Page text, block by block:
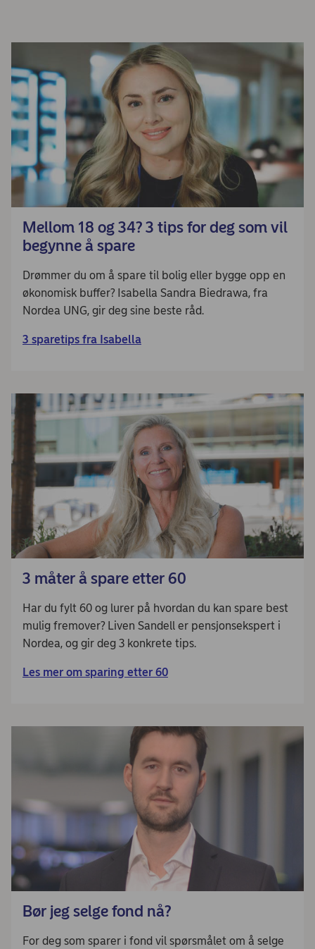
Mellom 18 og 34? 3 tips for deg som vil
begynne å spare
Drømmer du om å spare til bolig eller bygge opp en
økonomisk buffer? Isabella Sandra Biedrawa, fra
Nordea UNG, gir deg sine beste råd.
3 sparetips fra Isabella
3 måter å spare etter 60
Har du fylt 60 og lurer på hvordan du kan spare best
mulig fremover? Liven Sandell er pensjonsekspert i
Nordea, og gir deg 3 konkrete tips.
Les mer om sparing etter 60
Bør jeg selge fond nå?
For deg som sparer i fond vil spørsmålet om å selge